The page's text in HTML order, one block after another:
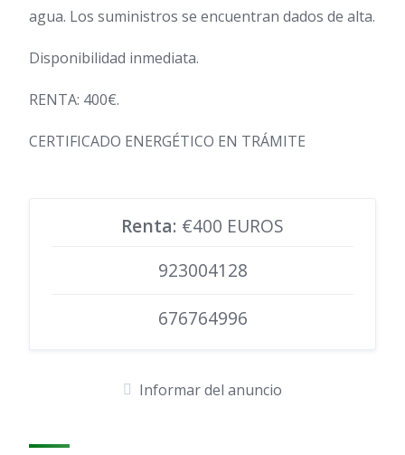
agua. Los suministros se encuentran dados de alta.
Disponibilidad inmediata.
RENTA: 400€.
CERTIFICADO ENERGÉTICO EN TRÁMITE
Renta: €400 EUROS
923004128
676764996
Informar del anuncio